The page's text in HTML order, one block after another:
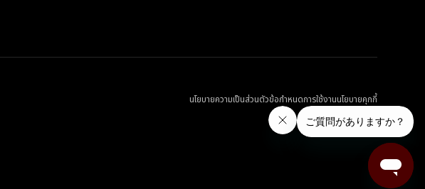
นโยบายความเป็นส่วนตัวข้อกำหนดการใช้งานนโยบายคุกกี้